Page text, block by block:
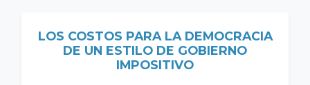
LOS COSTOS PARA LA DEMOCRACIA
DE UN ESTILO DE GOBIERNO
IMPOSITIVO